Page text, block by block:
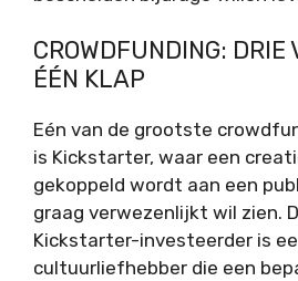
CROWDFUNDING: DRIE
ÉÉN KLAP
Eén van de grootste
is Kickstarter, waar een
gekoppeld wordt aan een
graag verwezenlijkt wil zien.
Kickstarter-investeerder is
cultuurliefhebber die een